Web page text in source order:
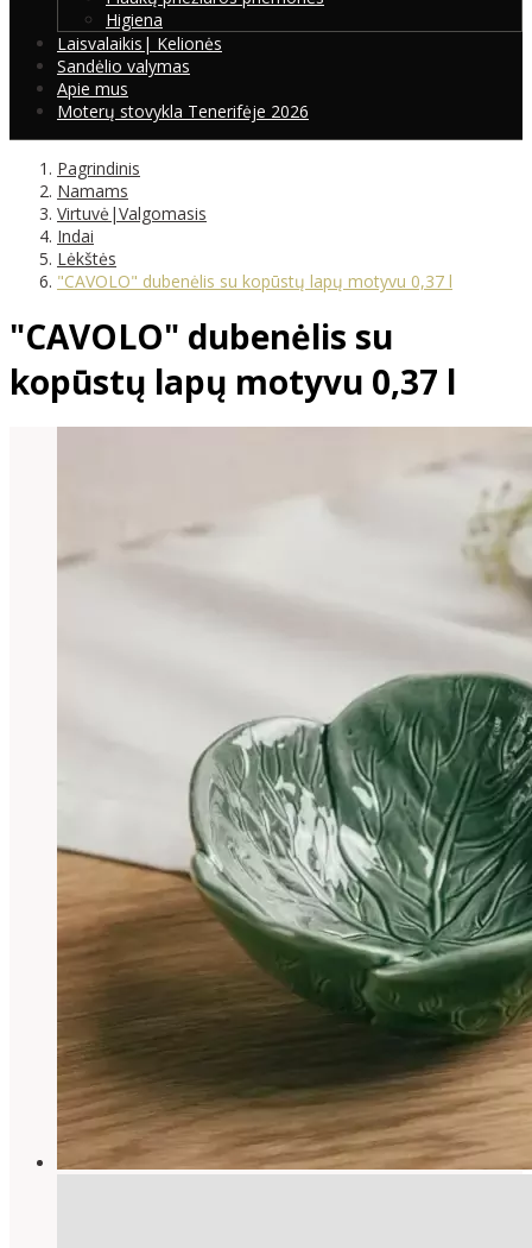
Higiena
Laisvalaikis| Kelionės
Sandėlio valymas
Apie mus
Moterų stovykla Tenerifėje 2026
Pagrindinis
Namams
Virtuvė|Valgomasis
Indai
Lėkštės
"CAVOLO" dubenėlis su kopūstų lapų motyvu 0,37 l
"CAVOLO" dubenėlis su
kopūstų lapų motyvu 0,37 l